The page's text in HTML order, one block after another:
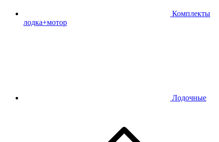
Комплекты
лодка+мотор
Лодочные